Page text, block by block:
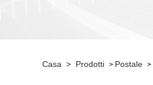
Casa > Prodotti > Postale >